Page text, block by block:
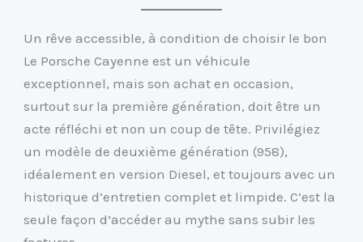
Un rêve accessible, à condition de choisir le bon
Le Porsche Cayenne est un véhicule
exceptionnel, mais son achat en occasion,
surtout sur la première génération, doit être un
acte réfléchi et non un coup de tête. Privilégiez
un modèle de deuxième génération (958),
idéalement en version Diesel, et toujours avec un
historique d’entretien complet et limpide. C’est la
seule façon d’accéder au mythe sans subir les